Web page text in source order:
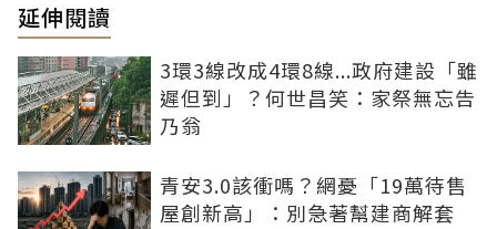
延伸閱讀
3環3線改成4環8線...政府建設「雖
遲但到」？何世昌笑：家祭無忘告
乃翁
青安3.0該衝嗎？網憂「19萬待售
屋創新高」：別急著幫建商解套